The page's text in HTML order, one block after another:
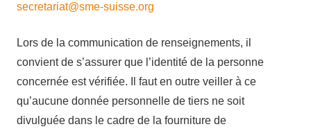
secretariat@sme-suisse.org
Lors de la communication de renseignements, il
convient de s’assurer que l’identité de la personne
concernée est vérifiée. Il faut en outre veiller à ce
qu’aucune donnée personnelle de tiers ne soit
divulguée dans le cadre de la fourniture de